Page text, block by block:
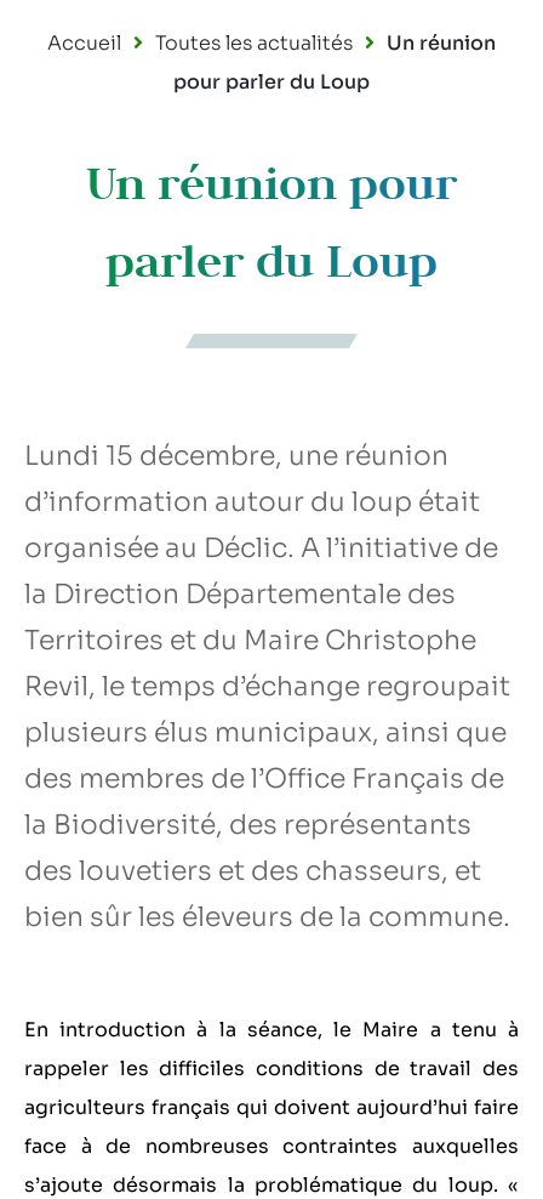
Accueil Toutes les actualités
Un réunion
pour parler du Loup
Un réunion pour
parler du Loup
Lundi 15 décembre, une réunion
d’information autour du loup était
organisée au Déclic. A l’initiative de
la Direction Départementale des
Territoires et du Maire Christophe
Revil, le temps d’échange regroupait
plusieurs élus municipaux, ainsi que
des membres de l’Office Français de
la Biodiversité, des représentants
des louvetiers et des chasseurs, et
bien sûr les éleveurs de la commune.
En introduction à la séance, le Maire a tenu à
rappeler les difficiles conditions de travail des
agriculteurs français qui doivent aujourd’hui faire
face à de nombreuses contraintes auxquelles
s’ajoute désormais la problématique du loup. «